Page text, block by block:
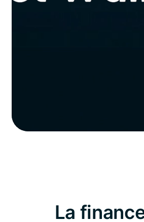
La